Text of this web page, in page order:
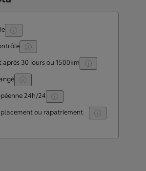
30 jours ou 1500km
24h/24
ou rapatriement